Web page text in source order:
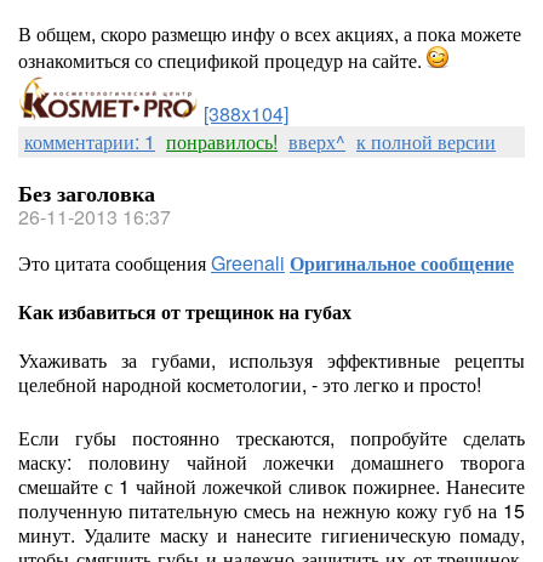
В общем, скоро размещю инфу о всех акциях, а пока можете
ознакомиться со спецификой процедур на сайте.
[388x104]
комментарии: 1 понравилось! вверх^ к полной версии
Без заголовка
26-11-2013 16:37
Это цитата сообщенияGreenali Оригинальное сообщение
Как избавиться от трещинок на губах
Ухаживать за губами, используя эффективные рецепты
целебной народной косметологии, - это легко и просто!
Если губы постоянно трескаются, попробуйте сделать
маску: половину чайной ложечки домашнего творога
смешайте с 1 чайной ложечкой сливок пожирнее. Нанесите
полученную питательную смесь на нежную кожу губ на 15
минут. Удалите маску и нанесите гигиеническую помаду,